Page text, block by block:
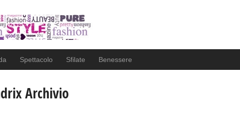
Spettacolo Sfilate Benessere
Archivio